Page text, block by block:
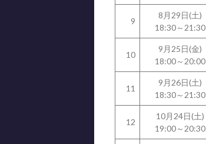
9
8月29日(土)
18:30～21:30
10
9月25日(金)
18:00～20:00
11
9月26日(土)
18:30～21:30
12
10月24日(土)
19:00～20:30